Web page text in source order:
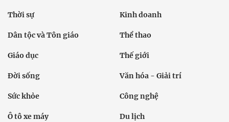
Thời sự Kinh doanh
Dân tộc và Tôn giáo Thể thao
Giáo dục Thế giới
Đời sống Văn hóa - Giải trí
Sức khỏe Công nghệ
Ô tô xe máy Du lịch